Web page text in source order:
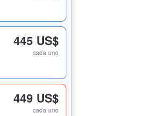
445 US$
cada uno
449 US$
cada uno